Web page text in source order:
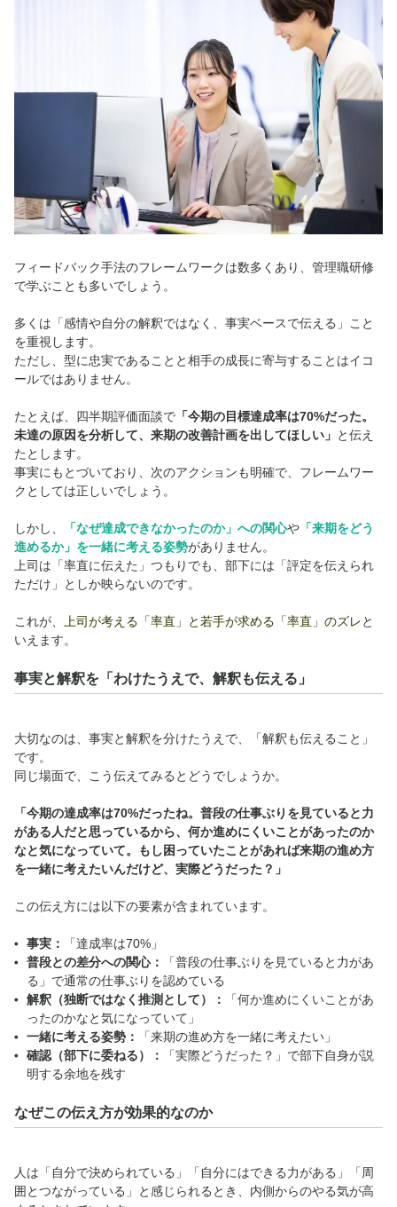
フィードバック手法のフレームワークは数多くあり、管理職研修
で学ぶことも多いでしょう。
多くは「感情や自分の解釈ではなく、事実ベースで伝える」こと
を重視します。
ただし、型に忠実であることと相手の成長に寄与することはイコ
ールではありません。
たとえば、四半期評価面談で 「今期の目標達成率は70%だった。
未達の原因を分析して、来期の改善計画を出してほしい」 と伝え
たとします。
事実にもとづいており、次のアクションも明確で、フレームワー
クとしては正しいでしょう。
しかし、 「なぜ達成できなかったのか」への関心や 「来期をどう
進めるか」を一緒に考える姿勢がありません。
上司は「率直に伝えた」つもりでも、部下には「評定を伝えられ
ただけ」としか映らないのです。
これが、 上司が考える「率直」と若手が求める「率直」のズレと
いえます。
事実と解釈を「わけたうえで、解釈も伝える」
大切なのは、事実と解釈を分けたうえで、「解釈も伝えること」
です。
同じ場面で、こう伝えてみるとどうでしょうか。
「今期の達成率は70%だったね。普段の仕事ぶりを見ていると力
がある人だと思っているから、何か進めにくいことがあったのか
なと気になっていて。もし困っていたことがあれば来期の進め方
を一緒に考えたいんだけど、実際どうだった？」
この伝え方には以下の要素が含まれています。
事実 ：
「達成率は70%」
普段との差分への関心：
「普段の仕事ぶりを見ていると力があ
る」で通常の仕事ぶりを認めている
解釈（独断ではなく推測として）
：
「何か進めにくいことがあ
ったのかなと気になっていて」
一緒に考える姿勢 ：
「来期の進め方を一緒に考えたい」
確認（部下に委ねる）
：
「実際どうだった？」で部下自身が説
明する余地を残す
なぜこの伝え方が効果的なのか
人は「自分で決められている」「自分にはできる力がある」「周
囲とつながっている」と感じられるとき、内側からのやる気が高